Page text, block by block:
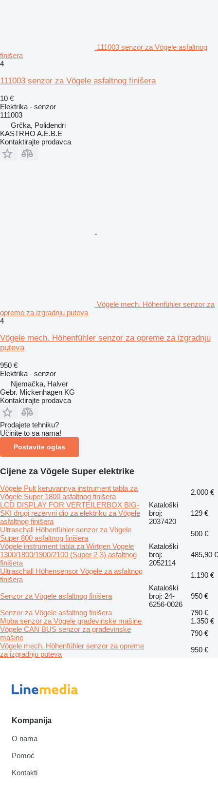
111003 senzor za Vögele asfaltnog
finišera
4
111003 senzor za Vögele asfaltnog finišera
10 €
Elektrika - senzor
111003
Grčka, Polidendri
KASTRHO A.E.B.E
Kontaktirajte prodavca
Vögele mech. Höhenfühler senzor za
opreme za izgradnju puteva
4
Vögele mech. Höhenfühler senzor za opreme za izgradnju
puteva
950 €
Elektrika - senzor
Njemačka, Halver
Gebr. Mickenhagen KG
Kontaktirajte prodavca
Prodajete tehniku?
Učinite to sa nama!
Postavite oglas
Cijene za Vögele Super elektrike
Vögele Pult keruvannya instrument tabla za
Vögele Super 1800 asfaltnog finišera
2.000 €
LCD DISPLAY FOR VERTEILERBOX BIG-
SKI drugi rezervni dio za elektriku za Vögele
asfaltnog finišera
Kataloški
broj:
2037420
129 €
Ultraschall Höhenfühler senzor za Vögele
Super 800 asfaltnog finišera
500 €
Vögele instrument tabla za Wirtgen Vogele
1300/1800/1900/2100 (Super 2-3) asfaltnog
finišera
Kataloški
broj:
2052114
485,90 €
Ultraschall Höhensensor Vögele za asfaltnog
finišera
1.190 €
Senzor za Vögele asfaltnog finišera
Kataloški
broj: 24-
6256-0026
950 €
Senzor za Vögele asfaltnog finišera
790 €
Moba senzor za Vögele građevinske mašine
1.350 €
Vögele CAN BUS senzor za građevinske
mašine
790 €
Vögele mech. Höhenfühler senzor za opreme
za izgradnju puteva
950 €
Kompanija
O nama
Pomoć
Kontakti